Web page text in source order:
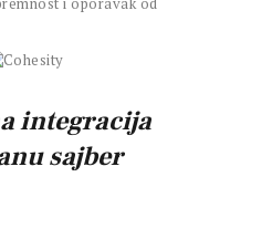
integracija
sajber